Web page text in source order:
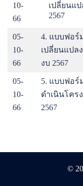
10-
66
เปลี่ยนแ
2567
05-
10-
66
4. แบบฟอ
เปลี่ยนแป
งบ 2567
05-
10-
66
5. แบบฟอร์
ดำเนินโคร
2567
©